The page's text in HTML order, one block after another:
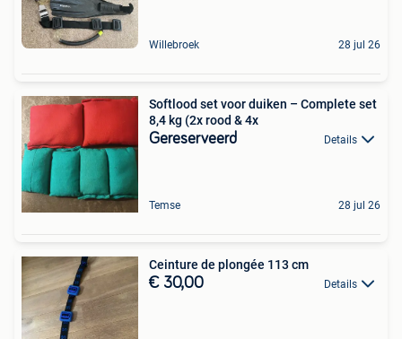
Willebroek 28 jul 26
Softlood set voor duiken – Complete set
8,4 kg (2x rood & 4x
Gereserveerd Details
Temse 28 jul 26
Ceinture de plongée 113 cm
€ 30,00 Details